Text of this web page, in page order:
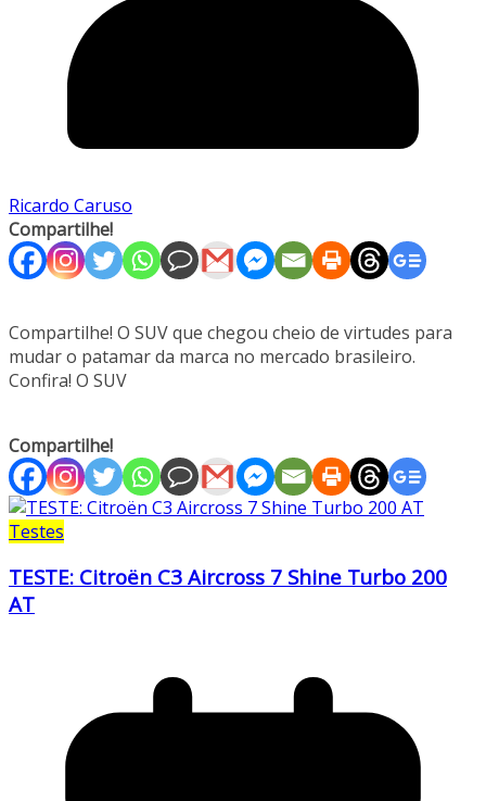
Ricardo Caruso
Compartilhe!
Compartilhe! O SUV que chegou cheio de virtudes para
mudar o patamar da marca no mercado brasileiro.
Confira! O SUV
Compartilhe!
Testes
TESTE: Citroën C3 Aircross 7 Shine Turbo 200
AT